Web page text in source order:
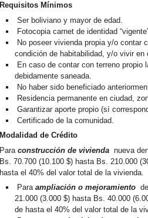
Requisitos Mínimos
Ser boliviano y mayor de edad.
Fotocopia carnet de identidad
No poseer vivienda propia y/o contar
condición de habitabilidad, y/o vivir
En caso de contar con terreno propio
debidamente saneada.
No haber sido beneficiado
Residencia permanente en ciudad,
Garantizar aporte propio (sí
Certificado de la comunidad.
Modalidad de Crédito
Paraconstrucción de vivienda nueva
Bs. 70.700 (10.100 $) hasta Bs. 210.000
hasta el 40% del valor total de la vivienda.
Paraampliación o mejoramiento
21.000 (3.000 $) hasta Bs. 40.000
de hasta el 40% del valor total de la